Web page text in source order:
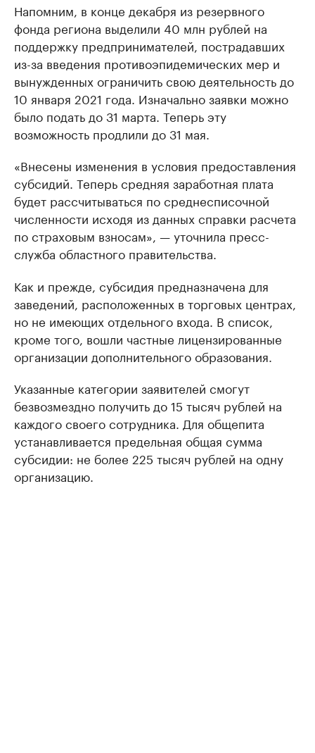
Напомним, в конце декабря из резервного
фонда региона выделили 40 млн рублей на
поддержку предпринимателей, пострадавших
из-за введения противоэпидемических мер и
вынужденных ограничить свою деятельность до
10 января 2021 года. Изначально заявки можно
было подать до 31 марта. Теперь эту
возможность продлили до 31 мая.
«Внесены изменения в условия предоставления
субсидий. Теперь средняя заработная плата
будет рассчитываться по среднесписочной
численности исходя из данных справки расчета
по страховым взносам», — уточнила пресс-
служба областного правительства.
Как и прежде, субсидия предназначена для
заведений, расположенных в торговых центрах,
но не имеющих отдельного входа. В список,
кроме того, вошли частные лицензированные
организации дополнительного образования.
Указанные категории заявителей смогут
безвозмездно получить до 15 тысяч рублей на
каждого своего сотрудника. Для общепита
устанавливается предельная общая сумма
субсидии: не более 225 тысяч рублей на одну
организацию.